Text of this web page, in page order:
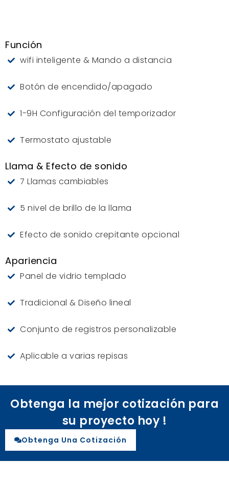
Apariencia
Panel de vidrio templado
Tradicional & Diseño lineal
Conjunto de registros personalizable
Aplicable a varias repisas
Llama & Efecto de sonido
7 Llamas cambiables
5 nivel de brillo de la llama
Efecto de sonido crepitante opcional
Función
wifi inteligente & Mando a distancia
Botón de encendido/apagado
1-9H Configuración del temporizador
Termostato ajustable
Obtenga la mejor cotización para
su proyecto hoy !
Obtenga Una Cotización